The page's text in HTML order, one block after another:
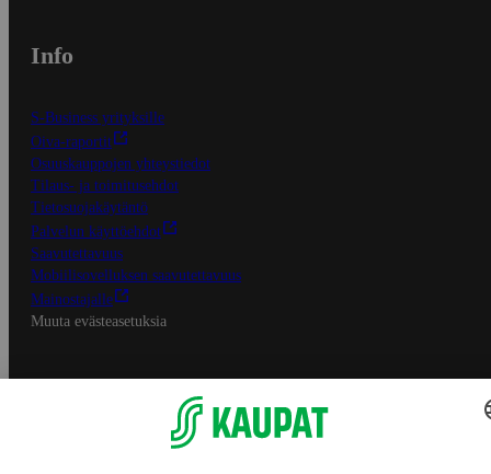
Info
S-Business yrityksille
Oiva-raportit
Osuuskauppojen yhteystiedot
Tilaus- ja toimitusehdot
Tietosuojakäytäntö
Palvelun käyttöehdot
Saavutettavuus
Mobiilisovelluksen saavutettavuus
Mainostajalle
Muuta evästeasetuksia
S-ryhmän palvelut